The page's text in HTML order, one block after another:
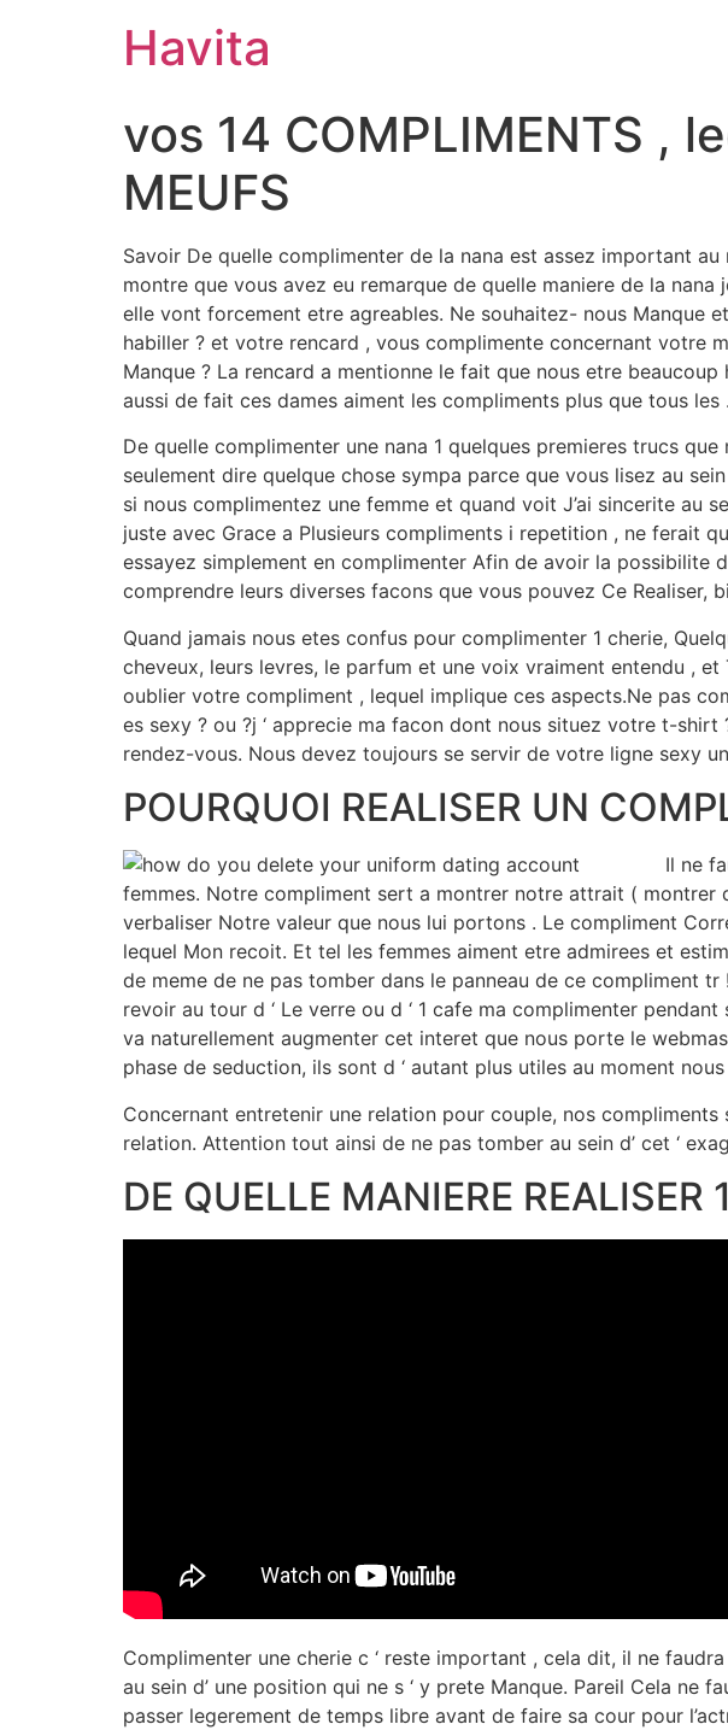
Havita
vos 14 COMPLIMENTS ,
MEUFS
Savoir De quelle complimenter de la nana est assez important
montre que vous avez eu remarque de quelle maniere de la
elle vont forcement etre agreables. Ne souhaitez- nous Manque
habiller ? et votre rencard , vous complimente concernant votre
Manque ? La rencard a mentionne le fait que nous etre
aussi de fait ces dames aiment les compliments plus que tous les .
De quelle complimenter une nana 1 quelques premieres trucs
seulement dire quelque chose sympa parce que vous lisez au
si nous complimentez une femme et quand voit J’ai sincerite au
juste avec Grace a Plusieurs compliments i repetition , ne ferait
essayez simplement en complimenter Afin de avoir la possibilite
comprendre leurs diverses facons que vous pouvez Ce Realiser,
Quand jamais nous etes confus pour complimenter 1 cherie,
cheveux, leurs levres, le parfum et une voix vraiment entendu ,
oublier votre compliment , lequel implique ces aspects.Ne pas
es sexy ? ou ?j ‘ apprecie ma facon dont nous situez votre t-
rendez-vous. Nous devez toujours se servir de votre ligne sexy
POURQUOI REALISER UN
Il ne
femmes. Notre compliment sert a montrer notre attrait ( montrer
verbaliser Notre valeur que nous lui portons . Le compliment
lequel Mon recoit. Et tel les femmes aiment etre admirees et
de meme de ne pas tomber dans le panneau de ce compliment
revoir au tour d ‘ Le verre ou d ‘ 1 cafe ma complimenter
va naturellement augmenter cet interet que nous porte le
phase de seduction, ils sont d ‘ autant plus utiles au moment
Concernant entretenir une relation pour couple, nos
relation. Attention tout ainsi de ne pas tomber au sein d’ cet ‘
DE QUELLE MANIERE
Complimenter une cherie c ‘ reste important , cela dit, il ne
au sein d’ une position qui ne s ‘ y prete Manque. Pareil Cela
passer legerement de temps libre avant de faire sa cour pour